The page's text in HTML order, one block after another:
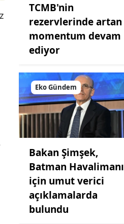
TCMB'nin
rezervlerinde artan
momentum devam
ediyor
Eko Gündem
Bakan Şimşek,
Batman Havalimanı
için umut verici
açıklamalarda
bulundu